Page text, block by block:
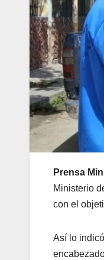
Prensa
Ministerio
con el
Así lo